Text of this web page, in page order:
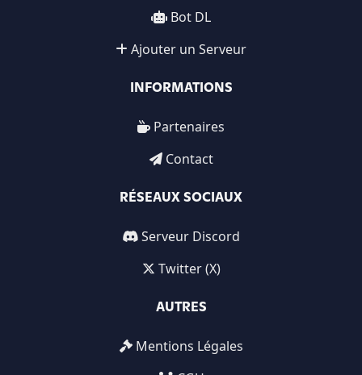
Bot DL
Ajouter un Serveur
INFORMATIONS
Partenaires
Contact
RÉSEAUX SOCIAUX
Serveur Discord
Twitter (X)
AUTRES
Mentions Légales